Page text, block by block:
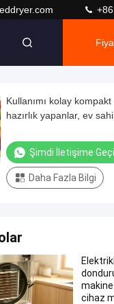
Kullanımı kolay
hazırlık yapanlar, ev
Şimdi İletişime
Daha Fazla Bilgi
cihaz